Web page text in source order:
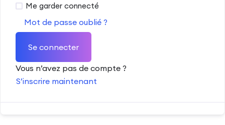
Me garder connecté
Mot de passe oublié ?
Se connecter
Vous n’avez pas de compte ?
S’inscrire maintenant